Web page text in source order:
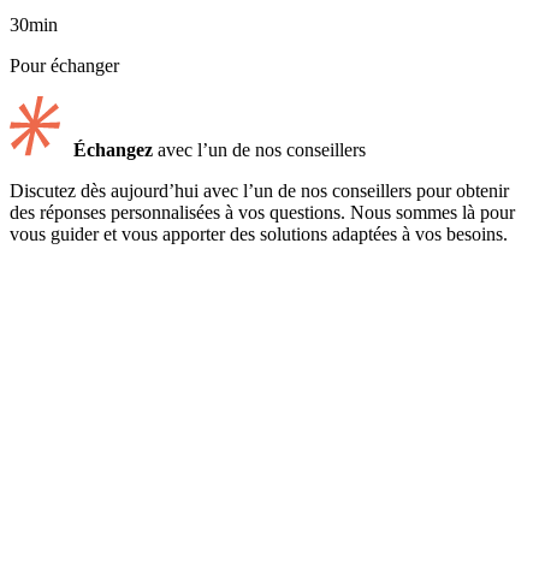
30min
Pour échanger
Échangez avec l’un de nos conseillers
Discutez dès aujourd’hui avec l’un de nos conseillers pour obtenir
des réponses personnalisées à vos questions. Nous sommes là pour
vous guider et vous apporter des solutions adaptées à vos besoins.